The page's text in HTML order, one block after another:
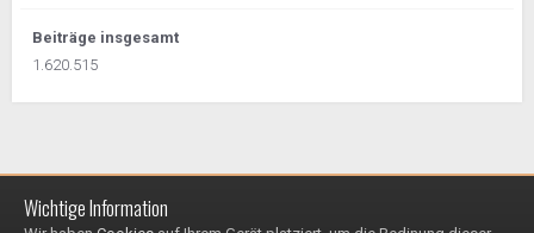
Beiträge insgesamt
1.620.515
Impressum / Datenschutzerklärung
Wichtige Information